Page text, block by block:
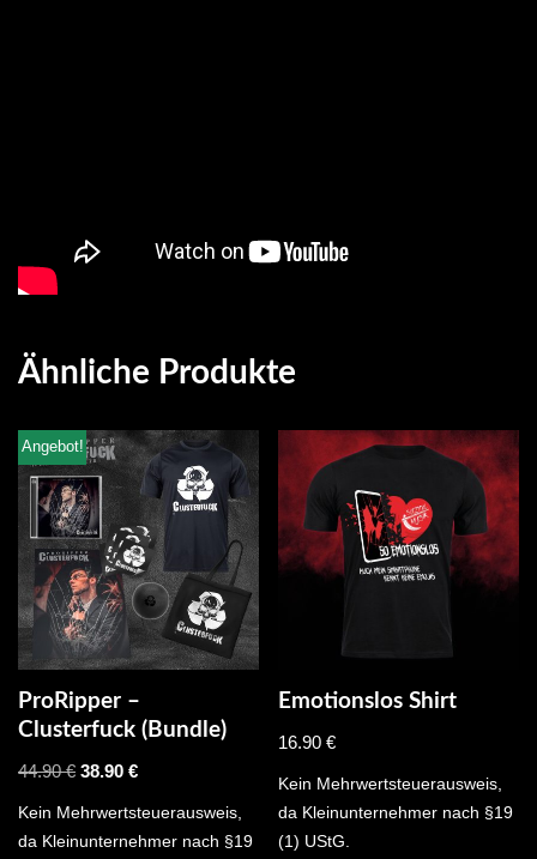
Ähnliche Produkte
Angebot!
ProRipper –
Clusterfuck (Bundle)
44.90€ 38.90 €
Kein Mehrwertsteuerausweis,
da Kleinunternehmer nach §19
Emotionslos Shirt
16.90€
Kein Mehrwertsteuerausweis,
da Kleinunternehmer nach §19
(1) UStG.